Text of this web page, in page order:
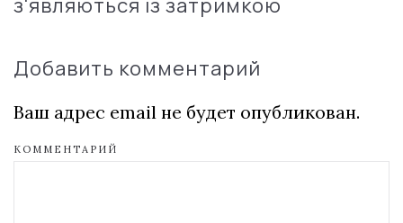
Добавить комментарий
Ваш адрес email не будет опубликован.
КОММЕНТАРИЙ